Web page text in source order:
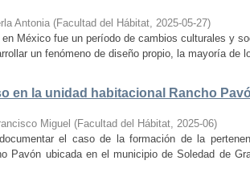
Antonia (Facultad del Hábitat, 2025-05-27)
en México fue un período de cambios culturales y
un fenómeno de diseño propio, la mayoría de
en la unidad habitacional Rancho
Miguel (Facultad del Hábitat, 2025-06)
el caso de la formación de la
Pavón ubicada en el municipio de Soledad de